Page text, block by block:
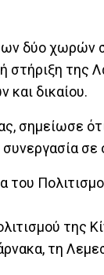
δύο χωρών
της
δικαίου.
σημείωσε
του
της
τη